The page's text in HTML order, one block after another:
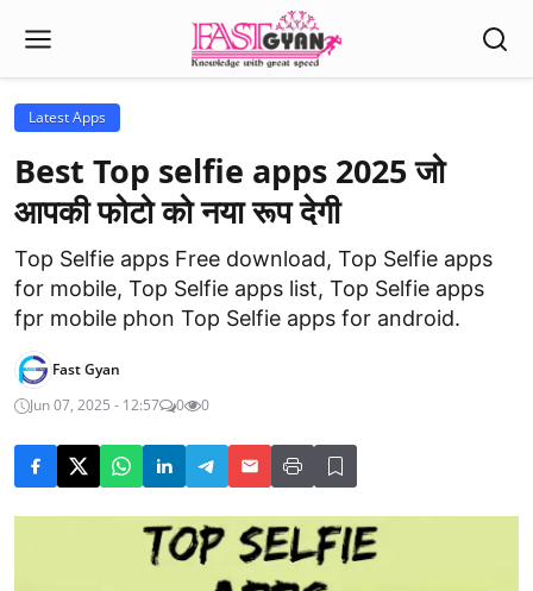
Latest Apps
Best Top selfie apps 2025 जो
आपकी फोटो को नया रूप देगी
Top Selfie apps Free download, Top Selfie apps
for mobile, Top Selfie apps list, Top Selfie apps
fpr mobile phon Top Selfie apps for android.
Fast Gyan
Jun 07, 2025 - 12:57
0 0